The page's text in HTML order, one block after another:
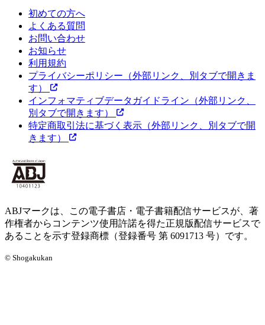
初めての方へ
よくある質問
お問い合わせ
お知らせ
利用規約
プライバシーポリシー （外部リンク、別タブで開きま
す）
インフォマティブデータガイドライン （外部リンク、
別タブで開きます）
特定商取引法に基づく表示 （外部リンク、別タブで開
きます）
ABJマークは、この電子書店・電子書籍配信サービスが、著
作権者からコンテンツ使用許諾を得た正規版配信サービスで
あることを示す登録商標（登録番号 第 6091713 号）です。
© Shogakukan